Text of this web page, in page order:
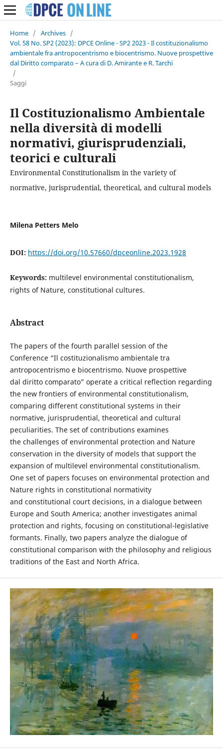
Home / Archives /
Vol. 58 No. SP2 (2023): DPCE Online - SP2 2023 - Il costituzionalismo
ambientale fra antropocentrismo e biocentrismo. Nuove prospettive
dal Diritto comparato – A cura di D. Amirante e R. Tarchi
/
Saggi
Il Costituzionalismo Ambientale
nella diversità di modelli
normativi, giurisprudenziali,
teorici e culturali
Environmental Constitutionalism in the variety of
normative, jurisprudential, theoretical, and cultural models
Milena Petters Melo
DOI: https://doi.org/10.57660/dpceonline.2023.1928
Keywords: multilevel environmental constitutionalism,
rights of Nature, constitutional cultures.
Abstract
The papers of the fourth parallel session of the
Conference “Il costituzionalismo ambientale tra
antropocentrismo e biocentrismo. Nuove prospettive
dal diritto comparato” operate a critical reflection regarding
the new frontiers of environmental constitutionalism,
comparing different constitutional systems in their
normative, jurisprudential, theoretical and cultural
peculiarities. The set of contributions examines
the challenges of environmental protection and Nature
conservation in the diversity of models that support the
expansion of multilevel environmental constitutionalism.
One set of papers focuses on environmental protection and
Nature rights in constitutional normativity
and constitutional court decisions, in a dialogue between
Europe and South America; another investigates animal
protection and rights, focusing on constitutional-legislative
formants. Finally, two papers analyze the dialogue of
constitutional comparison with the philosophy and religious
traditions of the East and North Africa.